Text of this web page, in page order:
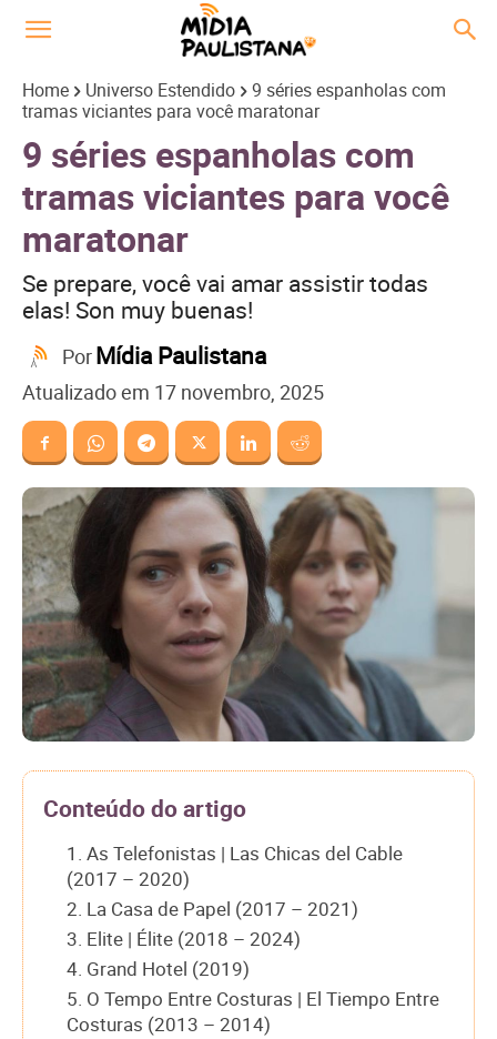
Home Universo Estendido
9 séries espanholas com
tramas viciantes para você maratonar
9 séries espanholas com
tramas viciantes para você
maratonar
Se prepare, você vai amar assistir todas
elas! Son muy buenas!
PorMídia Paulistana
Atualizado em 17 novembro, 2025
Conteúdo do artigo
1. As Telefonistas | Las Chicas del Cable
(2017 – 2020)
2. La Casa de Papel (2017 – 2021)
3. Elite | Élite (2018 – 2024)
4. Grand Hotel (2019)
5. O Tempo Entre Costuras | El Tiempo Entre
Costuras (2013 – 2014)